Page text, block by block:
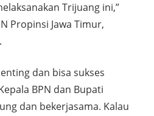
Trijuang ini,”
Propinsi Jawa Timur,
dan bisa sukses
BPN dan Bupati
dan bekerjasama. Kalau